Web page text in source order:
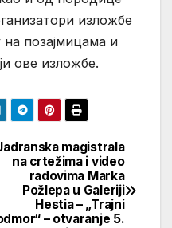
изложбе
на позајмицама и
ове изложбе.
magistrala
na crtežima i video
radovima Marka
Požlepa u Galeriji
Hestia – „Trajni
– otvaranje 5.